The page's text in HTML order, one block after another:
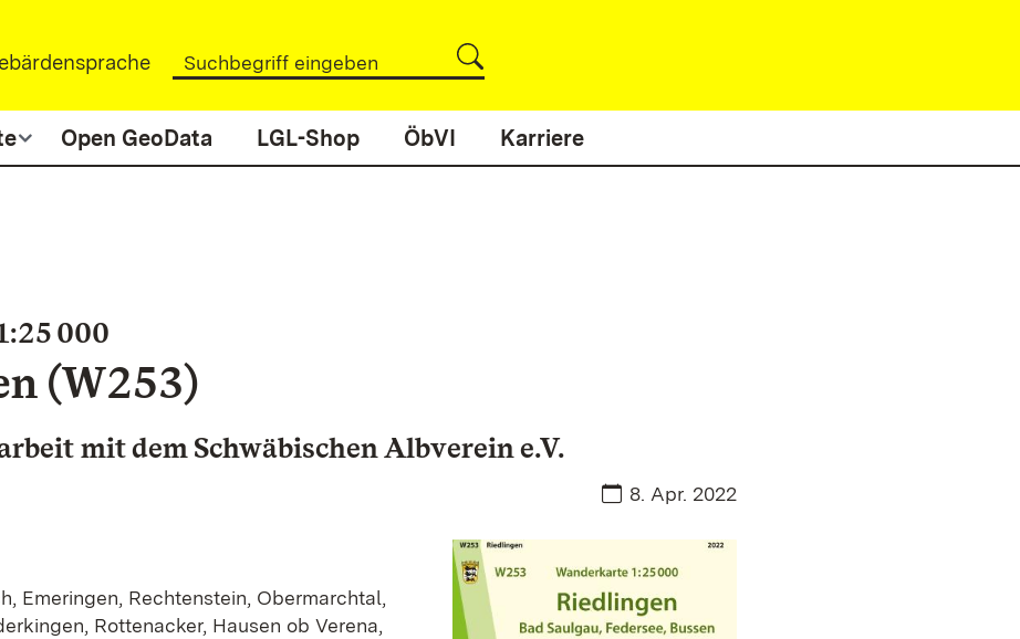
Open GeoData LGL-Shop ÖbVI Karriere
000:
(W253)
mit dem Schwäbischen Albverein e.V.
Datum:
8. Apr. 2022
Emeringen, Rechtenstein, Obermarchtal,
Rottenacker, Hausen ob Verena,